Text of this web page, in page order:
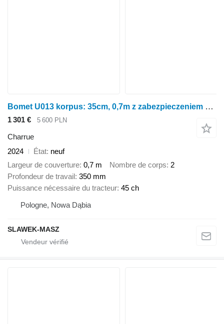
Bomet U013 korpus: 35cm, 0,7m z zabezpieczeniem śrubowym Lyra
1 301 € 5 600 PLN
Charrue
2024
État neuf
Largeur de couverture 0,7 m Nombre de corps 2
Profondeur de travail 350 mm
Puissance nécessaire du tracteur 45 ch
Pologne, Nowa Dąbia
SLAWEK-MASZ